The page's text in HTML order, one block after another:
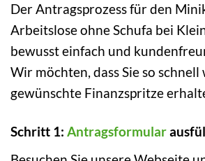
Der Antragsprozess für den
Arbeitslose ohne Schufa bei
bewusst einfach und
Wir möchten, dass Sie so
gewünschte Finanzspritze
Schritt 1: Antragsformular